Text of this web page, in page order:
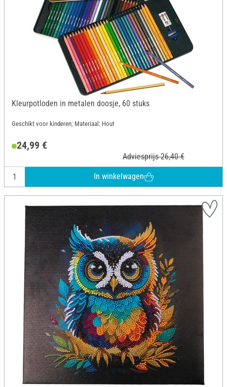
Kleurpotloden in metalen doosje, 60 stuks
Geschikt voor kinderen; Materiaal: Hout
24,99 €
Adviesprijs 26,40 €
In winkelwagen